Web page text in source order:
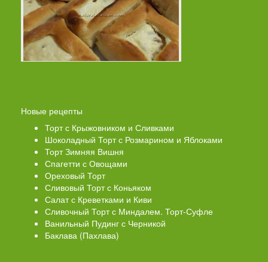
Новые рецепты
Торт с Крыжовником и Сливками
Шоколадный Торт с Розмарином и Яблоками
Торт Зимняя Вишня
Спагетти с Овощами
Ореховый Торт
Сливовый Торт с Коньяком
Салат с Креветками и Киви
Сливочный Торт с Миндалем. Торт-Суфле
Ванильный Пудинг с Черникой
Баклава (Пахлава)